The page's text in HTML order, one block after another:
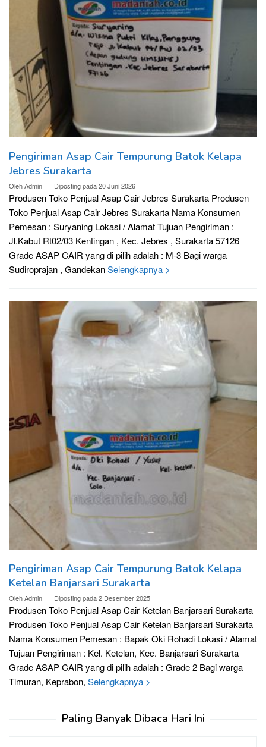
Pengiriman Asap Cair Tempurung Batok Kelapa
Jebres Surakarta
OlehAdmin Diposting pada20 Juni 2026
Produsen Toko Penjual Asap Cair Jebres Surakarta Produsen
Toko Penjual Asap Cair Jebres Surakarta Nama Konsumen
Pemesan : Suryaning Lokasi / Alamat Tujuan Pengiriman :
Jl.Kabut Rt02/03 Kentingan , Kec. Jebres , Surakarta 57126
Grade ASAP CAIR yang di pilih adalah : M-3 Bagi warga
Sudiroprajan , GandekanSelengkapnya >
Pengiriman Asap Cair Tempurung Batok Kelapa
Ketelan Banjarsari Surakarta
OlehAdmin Diposting pada2 Desember 2025
Produsen Toko Penjual Asap Cair Ketelan Banjarsari Surakarta
Produsen Toko Penjual Asap Cair Ketelan Banjarsari Surakarta
Nama Konsumen Pemesan : Bapak Oki Rohadi Lokasi / Alamat
Tujuan Pengiriman : Kel. Ketelan, Kec. Banjarsari Surakarta
Grade ASAP CAIR yang di pilih adalah : Grade 2 Bagi warga
Timuran, Keprabon, Selengkapnya >
Paling Banyak Dibaca Hari Ini